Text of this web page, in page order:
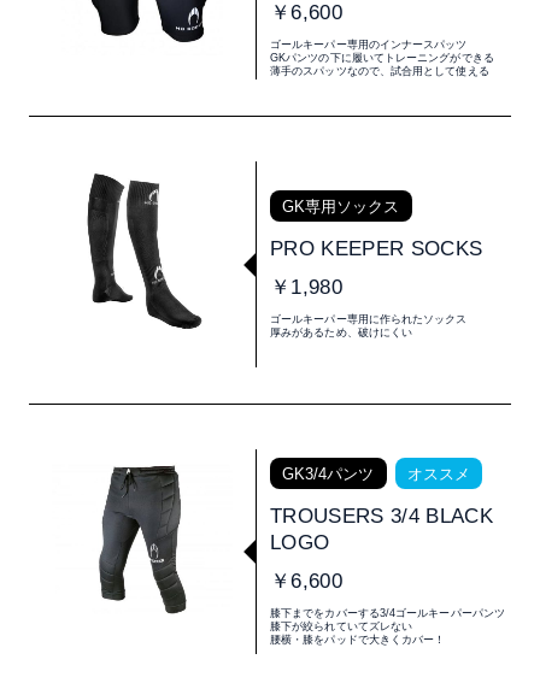
￥6,600
ゴールキーパー専用のインナースパッツ
GKパンツの下に履いてトレーニングができる
薄手のスパッツなので、試合用として使える
GK専用ソックス
PRO KEEPER SOCKS
￥1,980
ゴールキーパー専用に作られたソックス
厚みがあるため、破けにくい
GK3/4パンツ オススメ
TROUSERS 3/4 BLACK
LOGO
￥6,600
膝下までをカバーする3/4ゴールキーパーパンツ
膝下が絞られていてズレない
腰横・膝をパッドで大きくカバー！